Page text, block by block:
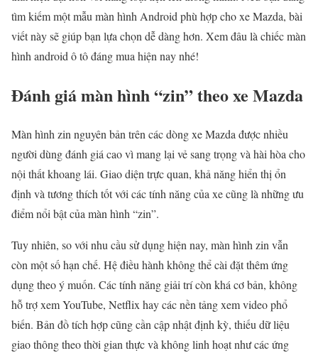
tìm kiếm một mẫu màn hình Android phù hợp cho xe Mazda, bài
viết này sẽ giúp bạn lựa chọn dễ dàng hơn. Xem đâu là chiếc màn
hình android ô tô đáng mua hiện nay nhé!
Đánh giá màn hình “zin” theo xe Mazda
Màn hình zin nguyên bản trên các dòng xe Mazda được nhiều
người dùng đánh giá cao vì mang lại vẻ sang trọng và hài hòa cho
nội thất khoang lái. Giao diện trực quan, khả năng hiển thị ổn
định và tương thích tốt với các tính năng của xe cũng là những ưu
điểm nổi bật của màn hình “zin”.
Tuy nhiên, so với nhu cầu sử dụng hiện nay, màn hình zin vẫn
còn một số hạn chế. Hệ điều hành không thể cài đặt thêm ứng
dụng theo ý muốn. Các tính năng giải trí còn khá cơ bản, không
hỗ trợ xem YouTube, Netflix hay các nền tảng xem video phổ
biến. Bản đồ tích hợp cũng cần cập nhật định kỳ, thiếu dữ liệu
giao thông theo thời gian thực và không linh hoạt như các ứng